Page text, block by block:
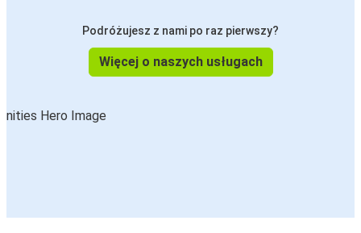
Podróżujesz z nami po raz pierwszy?
Więcej o naszych usługach